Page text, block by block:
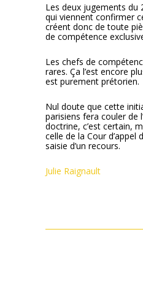
Les deux jugements du
qui viennent confirmer
créent donc de toute
de compétence
Les chefs de
rares. Ça l’est encore
est purement prétorien.
Nul doute que cette
parisiens fera couler de
doctrine, c’est certain,
celle de la Cour d’appel
saisie d’un recours.
Julie Raignault